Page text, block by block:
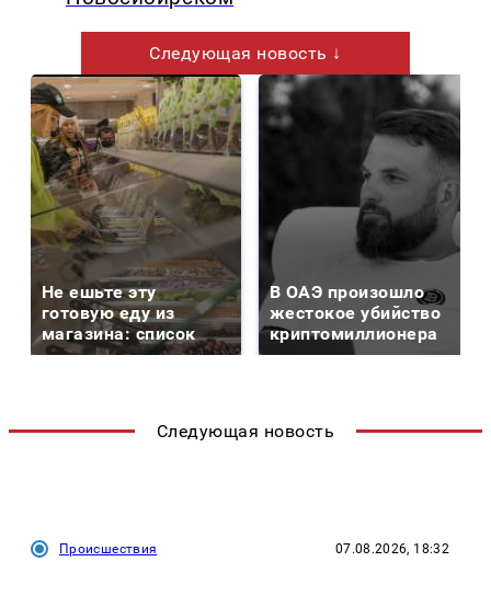
Следующая новость ↓
Не ешьте эту
готовую еду из
магазина: список
В ОАЭ произошло
жестокое убийство
криптомиллионера
Следующая новость
Происшествия 07.08.2026, 18:32